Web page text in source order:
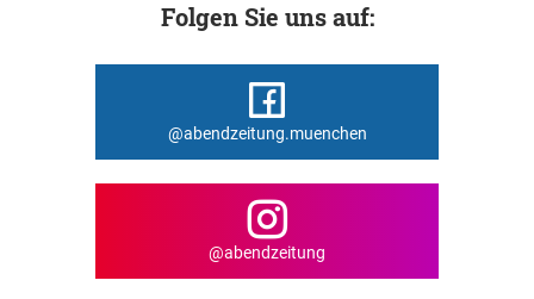
Folgen Sie uns auf:
@abendzeitung.muenchen
@abendzeitung